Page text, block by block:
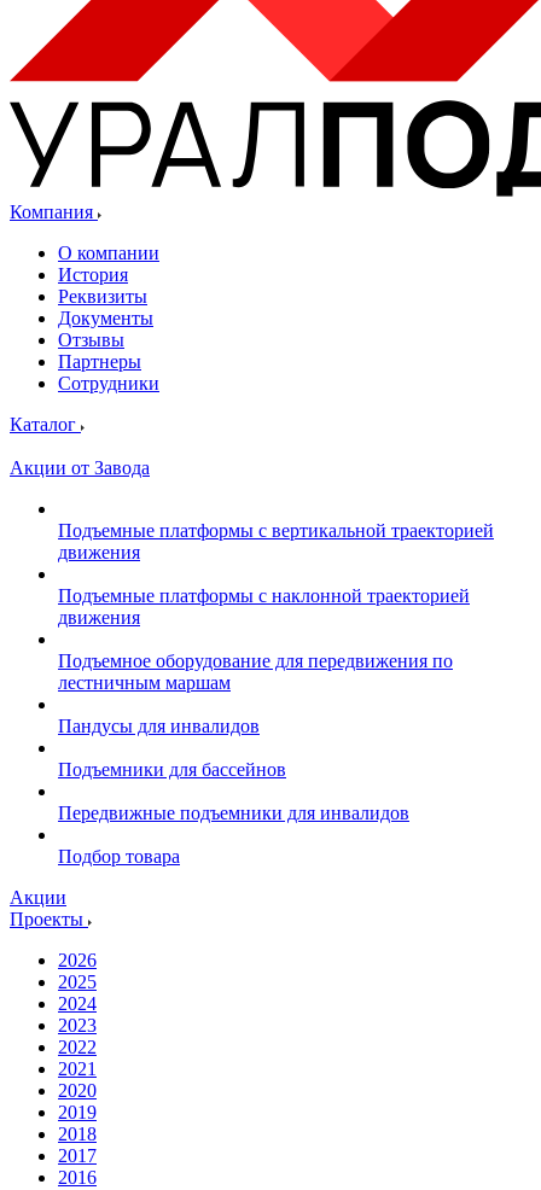
Компания
О компании
История
Реквизиты
Документы
Отзывы
Партнеры
Сотрудники
Каталог
Акции от Завода
Подъемные платформы с вертикальной траекторией
движения
Подъемные платформы с наклонной траекторией
движения
Подъемное оборудование для передвижения по
лестничным маршам
Пандусы для инвалидов
Подъемники для бассейнов
Передвижные подъемники для инвалидов
Подбор товара
Акции
Проекты
2026
2025
2024
2023
2022
2021
2020
2019
2018
2017
2016